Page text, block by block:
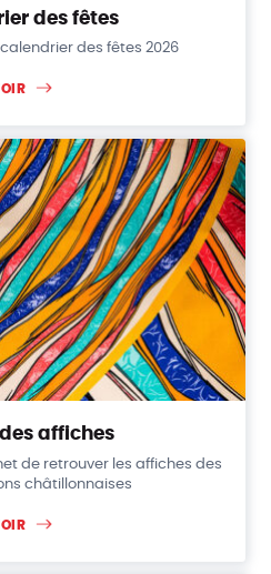
des fêtes
des fêtes 2026
des affiches
de retrouver les affiches des
châtillonnaises